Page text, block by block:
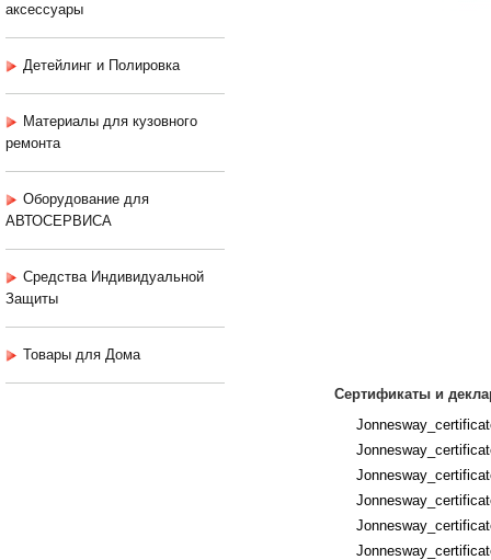
аксессуары
Детейлинг и Полировка
Материалы для кузовного
ремонта
Оборудование для
АВТОСЕРВИСА
Средства Индивидуальной
Защиты
Товары для Дома
Сертификаты и